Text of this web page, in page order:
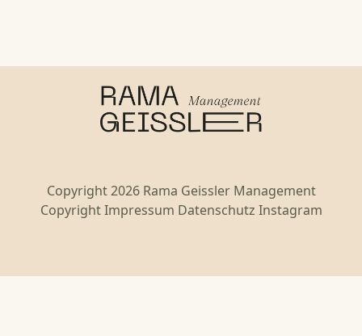
Copyright 2026 Rama Geissler Management
Copyright Impressum Datenschutz Instagram